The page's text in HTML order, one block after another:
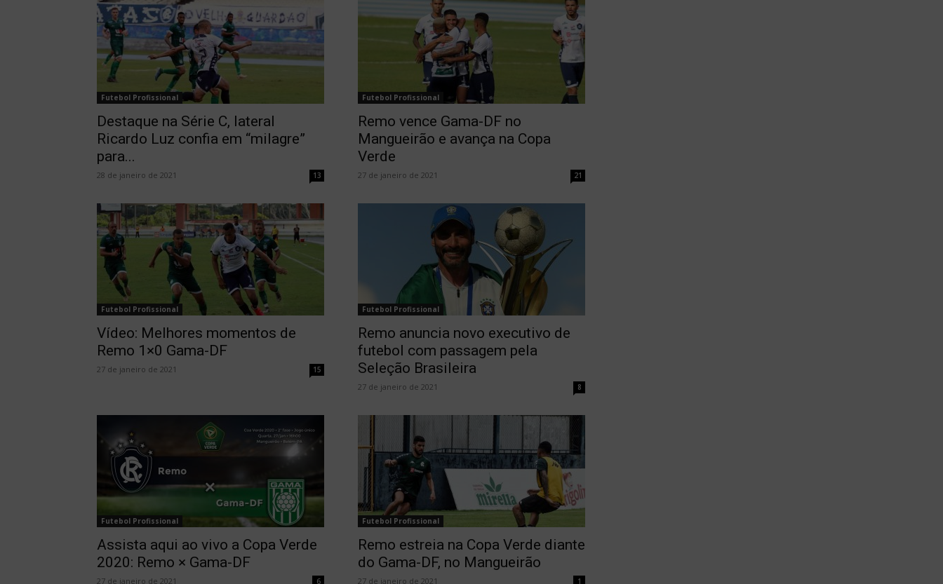
Futebol Profissional
Destaque na Série C, lateral
Ricardo Luz confia em “milagre”
para...
28 de janeiro de 2021 13
Futebol Profissional
Remo vence Gama-DF no
Mangueirão e avança na Copa
Verde
27 de janeiro de 2021 21
Futebol Profissional
Vídeo: Melhores momentos de
Remo 1×0 Gama-DF
27 de janeiro de 2021 15
Futebol Profissional
Remo anuncia novo executivo de
futebol com passagem pela
Seleção Brasileira
27 de janeiro de 2021 8
Futebol Profissional
Assista aqui ao vivo a Copa Verde
2020: Remo × Gama-DF
27 de janeiro de 2021 6
Futebol Profissional
Remo estreia na Copa Verde diante
do Gama-DF, no Mangueirão
27 de janeiro de 2021 1